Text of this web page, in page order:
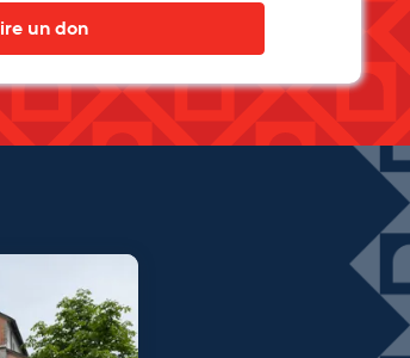
un don